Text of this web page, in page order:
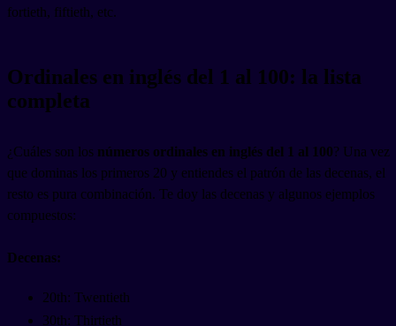
fortieth, fiftieth, etc.
Ordinales en inglés del 1 al 100: la lista
completa
¿Cuáles son los números ordinales en inglés del 1 al 100? Una vez
que dominas los primeros 20 y entiendes el patrón de las decenas, el
resto es pura combinación. Te doy las decenas y algunos ejemplos
compuestos:
Decenas:
20th: Twentieth
30th: Thirtieth